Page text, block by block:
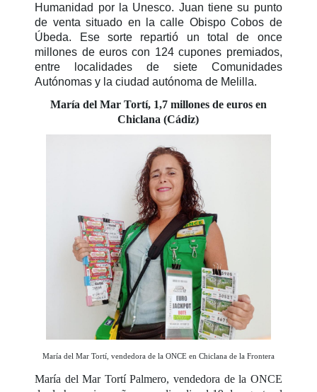
Humanidad por la Unesco. Juan tiene su punto
de venta situado en la calle Obispo Cobos de
Úbeda. Ese sorte repartió un total de once
millones de euros con 124 cupones premiados,
entre localidades de siete Comunidades
Autónomas y la ciudad autónoma de Melilla.
María del Mar Tortí, 1,7 millones de euros en
Chiclana (Cádiz)
María del Mar Tortí, vendedora de la ONCE en Chiclana de la Frontera
María del Mar Tortí Palmero, vendedora de la ONCE